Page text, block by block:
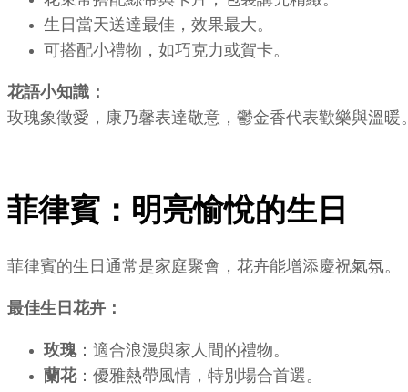
生日當天送達最佳，效果最大。
可搭配小禮物，如巧克力或賀卡。
花語小知識：
玫瑰象徵愛，康乃馨表達敬意，鬱金香代表歡樂與溫暖。
菲律賓：明亮愉悅的生日
菲律賓的生日通常是家庭聚會，花卉能增添慶祝氣氛。
最佳生日花卉：
玫瑰：適合浪漫與家人間的禮物。
蘭花：優雅熱帶風情，特別場合首選。